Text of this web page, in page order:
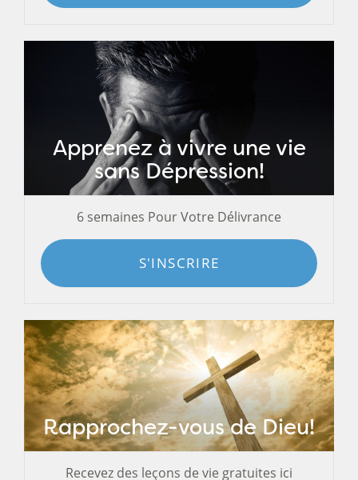
Apprenez à vivre une vie
sans Dépression!
6 semaines Pour Votre Délivrance
S'INSCRIRE
Rapprochez-vous de Dieu!
Recevez des leçons de vie gratuites ici